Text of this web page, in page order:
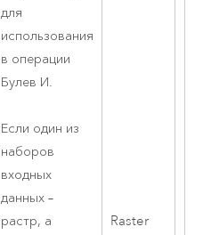
для
использования
в операции
Булев И.
Если один из
наборов
входных
данных –
растр, а
Raster